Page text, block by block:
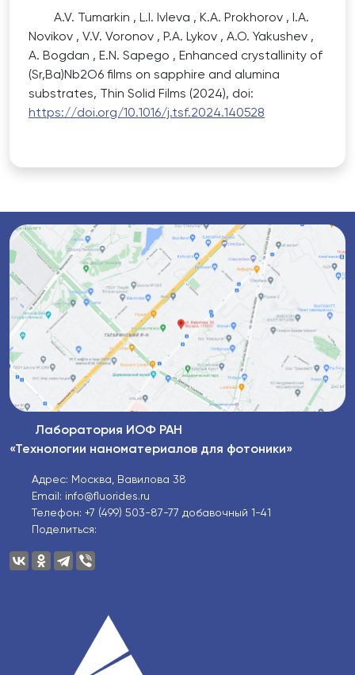
A.V. Tumarkin , L.I. Ivleva , K.A. Prokhorov , I.A.
Novikov , V.V. Voronov , P.A. Lykov , A.O. Yakushev ,
A. Bogdan , E.N. Sapego , Enhanced crystallinity of
(Sr,Ba)Nb2O6 films on sapphire and alumina
substrates, Thin Solid Films (2024), doi:
https://doi.org/10.1016/j.tsf.2024.140528
Лаборатория ИОФ РАН
«Технологии наноматериалов для фотоники»
Адрес: Москва, Вавилова 38
Email: info@fluorides.ru
Телефон: +7 (499) 503-87-77 добавочный 1-41
Поделиться: